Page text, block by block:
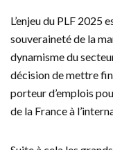
L’enjeu du PLF 2025
souveraineté de la
dynamisme du
décision de mettre
porteur d’emplois
de la France à